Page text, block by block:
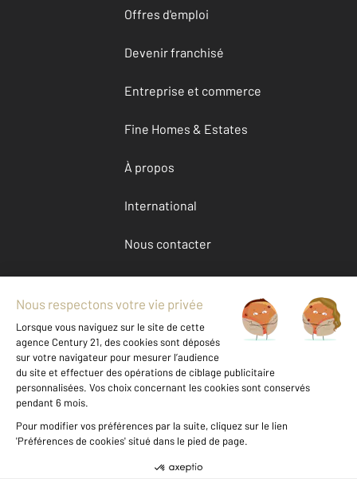
Offres d'emploi
Devenir franchisé
Entreprise et commerce
Fine Homes & Estates
À propos
International
Nous contacter
Mentions légales & CGU et Barèmes d'honoraires
Données personnelles
Gestionnaire des cookies
Achat appartement autour de GUERANDE (44350)